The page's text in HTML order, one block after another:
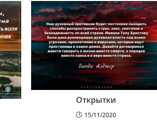
Открытки
15/11/2020